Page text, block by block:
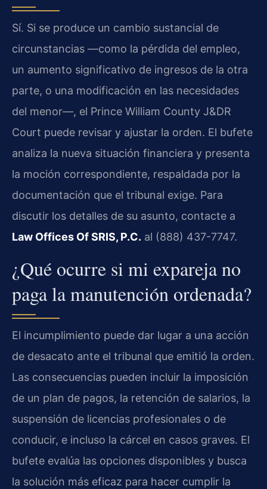
Sí. Si se produce un cambio sustancial de
circunstancias —como la pérdida del empleo,
un aumento significativo de ingresos de la otra
parte, o una modificación en las necesidades
del menor—, el Prince William County J&DR
Court puede revisar y ajustar la orden. El bufete
analiza la nueva situación financiera y presenta
la moción correspondiente, respaldada por la
documentación que el tribunal exige. Para
discutir los detalles de su asunto, contacte a
Law Offices Of SRIS, P.C. al (888) 437-7747.
¿Qué ocurre si mi expareja no
paga la manutención ordenada?
El incumplimiento puede dar lugar a una acción
de desacato ante el tribunal que emitió la orden.
Las consecuencias pueden incluir la imposición
de un plan de pagos, la retención de salarios, la
suspensión de licencias profesionales o de
conducir, e incluso la cárcel en casos graves. El
bufete evalúa las opciones disponibles y busca
la solución más eficaz para hacer cumplir la